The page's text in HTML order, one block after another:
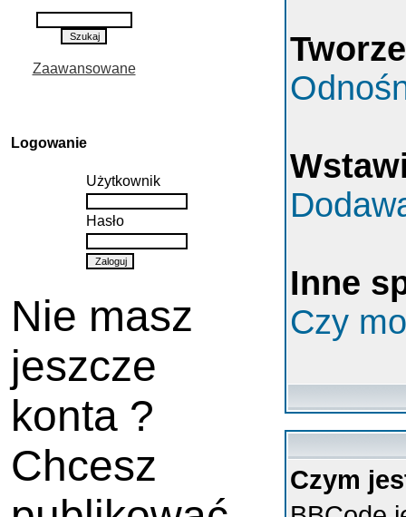
Zaawansowane
Logowanie
Użytkownik
Hasło
Nie masz
jeszcze
konta ?
Chcesz
Inne
Czy
Czym